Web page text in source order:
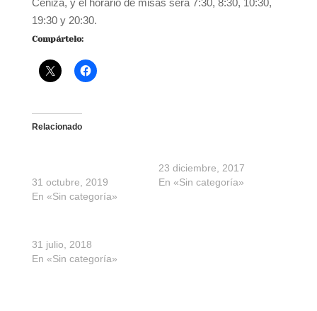
19:30 y 20:30.
Compártelo:
Relacionado
31 octubre, 2019
En «Sin categoría»
23 diciembre, 2017
En «Sin categoría»
31 julio, 2018
En «Sin categoría»